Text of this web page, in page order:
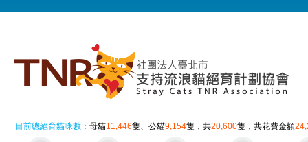
目前總絕育貓咪數：母貓11,446隻、公貓9,154隻，共20,600隻，共花費金額